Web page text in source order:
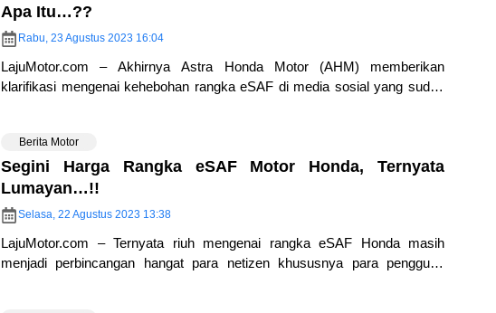
Apa Itu…??
Rabu, 23 Agustus 2023 16:04
LajuMotor.com – Akhirnya Astra Honda Motor (AHM) memberikan
klarifikasi mengenai kehebohan rangka eSAF di media sosial yang sudah
Berita Motor
Segini Harga Rangka eSAF Motor Honda, Ternyata
Lumayan…!!
Selasa, 22 Agustus 2023 13:38
LajuMotor.com – Ternyata riuh mengenai rangka eSAF Honda masih
menjadi perbincangan hangat para netizen khususnya para pengguna